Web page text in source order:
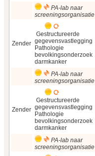
PA-lab naar
screeningsorganisatie
Zender
Gestructureerde
gegevensvastlegging
Pathologie
bevolkingsonderzoek
darmkanker
PA-lab naar
screeningsorganisatie
Zender
Gestructureerde
gegevensvastlegging
Pathologie
bevolkingsonderzoek
darmkanker
PA-lab naar
screeningsorganisatie